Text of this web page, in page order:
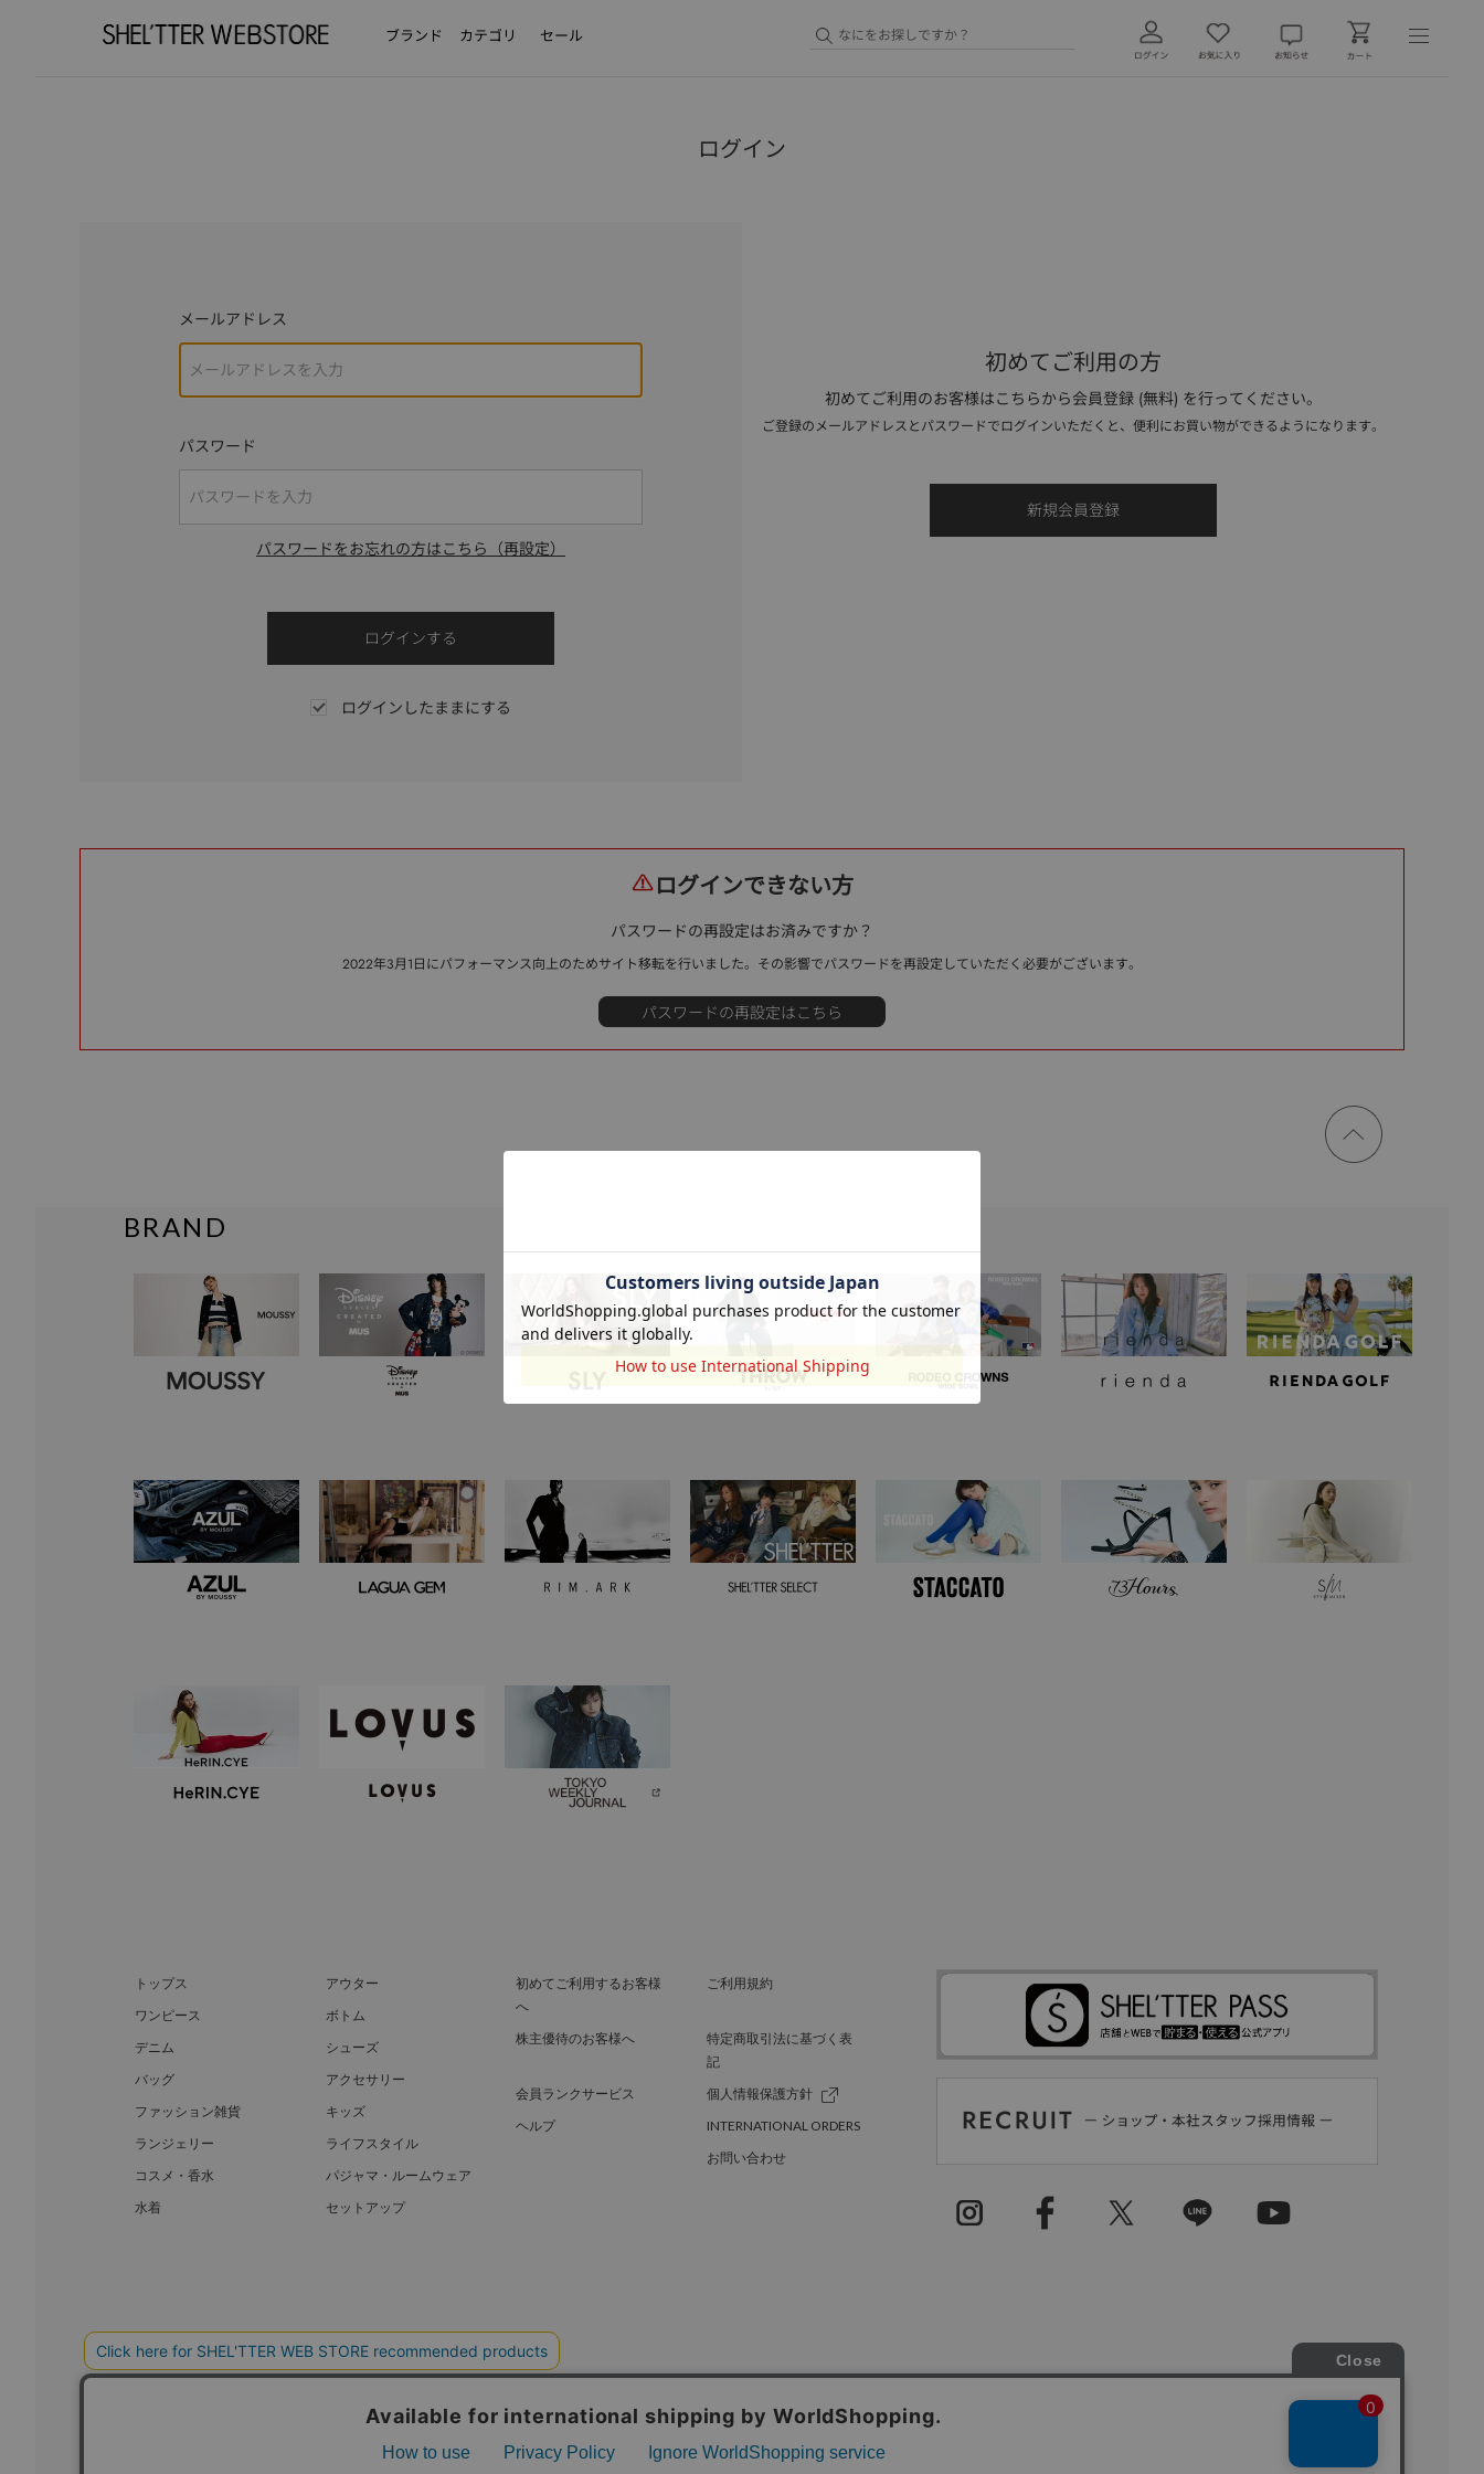
ブランド カテゴリ セール
ログイン
メールアドレス
パスワード
パスワードをお忘れの方はこちら（再設定）
ログインしたままにする
初めてご利用の方
初めてご利用のお客様はこちらから会員登録 (無料) を行ってください。
ご登録のメールアドレスとパスワードでログインいただくと、便利にお買い物ができるようになります。
ログインできない方
パスワードの再設定はお済みですか？
2022年3月1日にパフォーマンス向上のためサイト移転を行いました。その影響でパスワードを再設定していただく必要がございます。
ページ
トップ
BRAND
トップス
アウター
ワンピース
ボトム
デニム
シューズ
バッグ
アクセサリー
ファッション雑貨
キッズ
ランジェリー
ライフスタイル
コスメ・香水
パジャマ・ルームウェア
水着
セットアップ
初めてご利用するお客様
へ
ご利用規約
株主優待のお客様へ
特定商取引法に基づく表
記
会員ランクサービス
個人情報保護方針
ヘルプ
INTERNATIONAL ORDERS
お問い合わせ
BAROQUE JAPAN LIMITED SHEL’TTER GREEN 採用情報
COPYRIGHT © BAROQUE JAPAN LIMITED ALL RIGHTS RESERVED.